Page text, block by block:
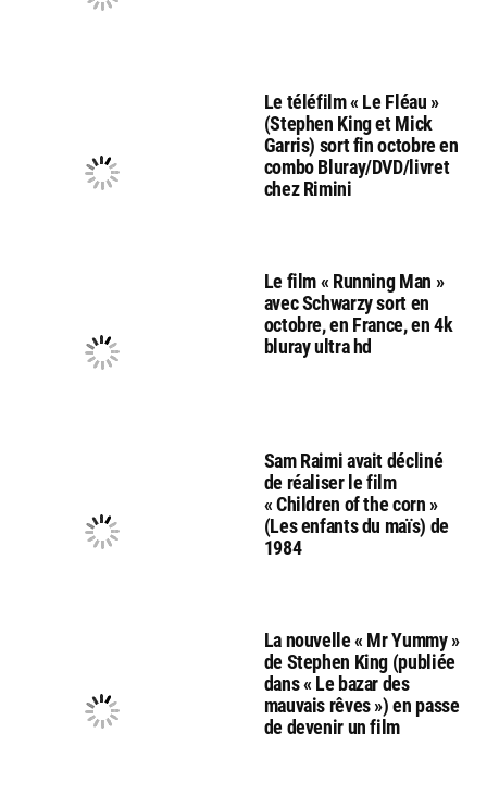
Le téléfilm « Le Fléau »
(Stephen King et Mick
Garris) sort fin octobre en
combo Bluray/DVD/livret
chez Rimini
Le film « Running Man »
avec Schwarzy sort en
octobre, en France, en 4k
bluray ultra hd
Sam Raimi avait décliné
de réaliser le film
« Children of the corn »
(Les enfants du maïs) de
1984
La nouvelle « Mr Yummy »
de Stephen King (publiée
dans « Le bazar des
mauvais rêves ») en passe
de devenir un film